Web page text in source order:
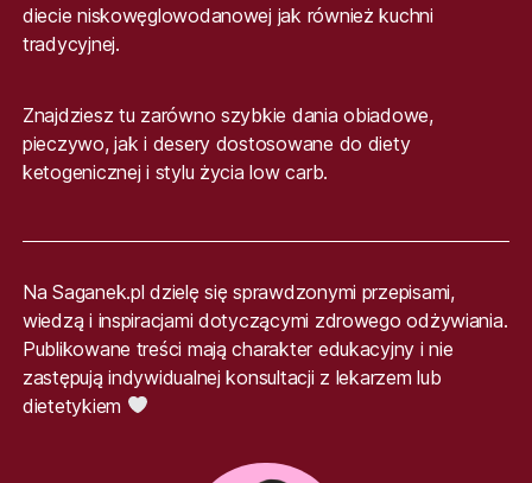
diecie niskowęglowodanowej jak również kuchni
tradycyjnej.
Znajdziesz tu zarówno szybkie dania obiadowe,
pieczywo, jak i desery dostosowane do diety
ketogenicznej i stylu życia low carb.
Na Saganek.pl dzielę się sprawdzonymi przepisami,
wiedzą i inspiracjami dotyczącymi zdrowego odżywiania.
Publikowane treści mają charakter edukacyjny i nie
zastępują indywidualnej konsultacji z lekarzem lub
dietetykiem